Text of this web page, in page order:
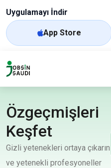
Uygulamayı İndir
App Store
Özgeçmişleri
Keşfet
Gizli yetenekleri ortaya çıkarın
ve yetenekli profesyoneller